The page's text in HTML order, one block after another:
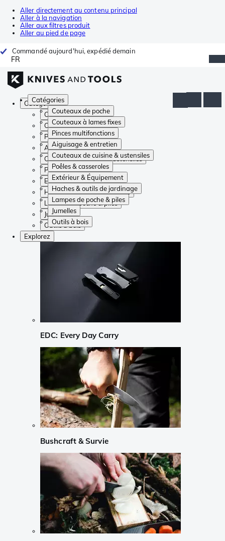
Aller directement au contenu principal
Aller à la navigation
Aller aux filtres produit
Aller au pied de page
Commandé aujourd'hui, expédié demain
FR
Catégories
Couteaux de poche
Couteaux à lames fixes
Pinces multifonctions
Aiguisage & entretien
Couteaux de cuisine & ustensiles
Poêles & casseroles
Extérieur & Équipement
Haches & outils de jardinage
Lampes de poche & piles
Jumelles
Outils à bois
Catégories
Couteaux de poche
Couteaux à lames fixes
Pinces multifonctions
Aiguisage & entretien
Couteaux de cuisine & ustensiles
Poêles & casseroles
Extérieur & Équipement
Haches & outils de jardinage
Lampes de poche & piles
Jumelles
Outils à bois
Explorez
EDC: Every Day Carry
Bushcraft & Survie